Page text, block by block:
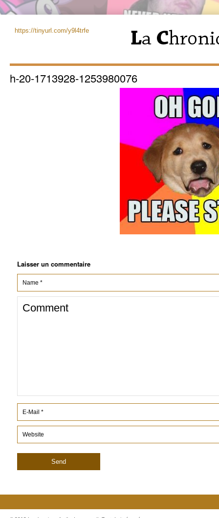
https://tinyurl.com/y9l4trfe
h-20-1713928-1253980076
Laisser un commentaire